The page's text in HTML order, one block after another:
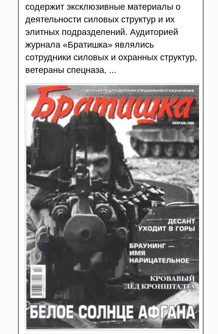
содержит эксклюзивные материалы о
деятельности силовых структур и их
элитных подразделений. Аудиторией
журнала «Братишка» являлись
сотрудники силовых и охранных структур,
ветераны спецназа, ...